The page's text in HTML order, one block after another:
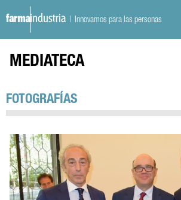
| Innovamos para las personas
MEDIATECA
FOTOGRAFÍAS